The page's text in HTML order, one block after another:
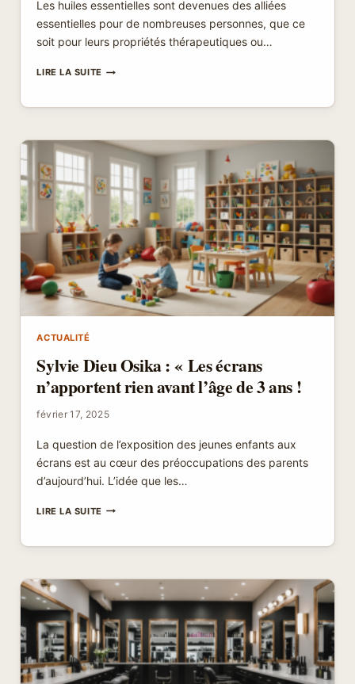
Les huiles essentielles sont devenues des alliées
essentielles pour de nombreuses personnes, que ce
soit pour leurs propriétés thérapeutiques ou…
LIRE LA SUITECOMMENT
HUILES
SANS
DIFFUSEUR
DES
ASTUCES
QUI
VONT
VOUS
SURPRENDRE
ACTUALITÉ
Sylvie Dieu Osika : « Les écrans
n’apportent rien avant l’âge de 3 ans !
février 17, 2025
La question de l’exposition des jeunes enfants aux
écrans est au cœur des préoccupations des parents
d’aujourd’hui. L’idée que les…
LIRE LA SUITESYLVIE
:
ÉCRANS
N’APPORTENT
RIEN
AVANT
L’ÂGE
DE
3
ANS